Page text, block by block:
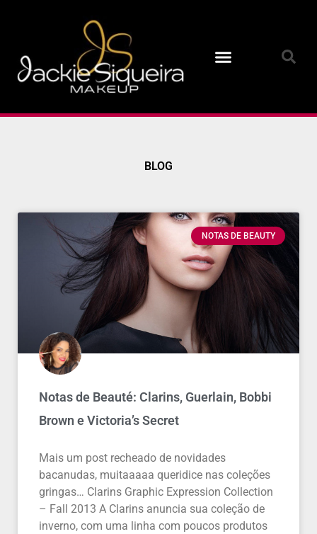
conteúdo
BLOG
NOTAS DE BEAUTY
Notas de Beauté: Clarins, Guerlain, Bobbi
Brown e Victoria’s Secret
Mais um post recheado de novidades
bacanudas, muitaaaaa queridice nas coleções
gringas… Clarins Graphic Expression Collection
– Fall 2013 A Clarins anuncia sua coleção de
inverno, com uma linha com poucos produtos